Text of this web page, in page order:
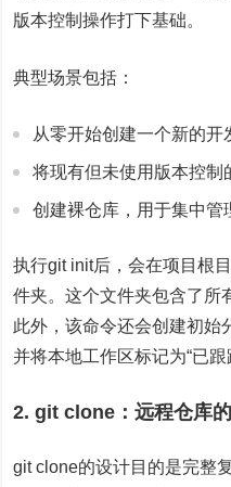
版本控制操作打下基础。
典型场景包括：
从零开始创建一个新的开
将现有但未使用版本控制
创建裸仓库，用于集中管
执行git init后，会在项目根
件夹。这个文件夹包含了所
此外，该命令还会创建初始
并将本地工作区标记为“已跟
2. git clone：远程仓库
git clone的设计目的是完整